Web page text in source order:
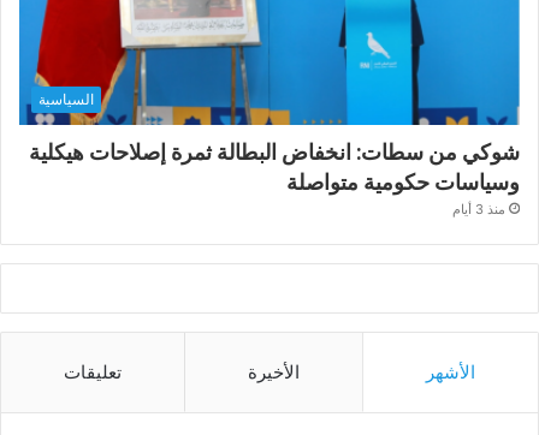
السياسية
شوكي من سطات: انخفاض البطالة ثمرة إصلاحات هيكلية
وسياسات حكومية متواصلة
منذ 3 أيام
الأشهر الأخيرة تعليقات